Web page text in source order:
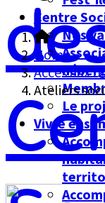
Centre
Nos
Le
Vivre
Home
Accès aux
Ateliers